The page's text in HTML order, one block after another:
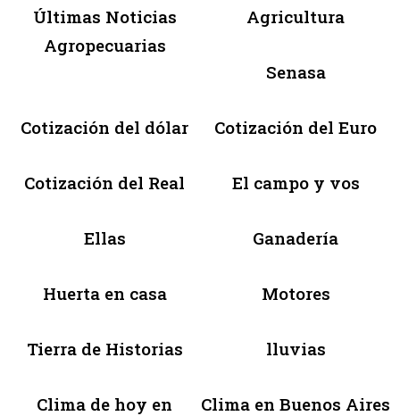
Últimas Noticias
Agropecuarias
Agricultura
Senasa
Cotización del dólar Cotización del Euro
Cotización del Real El campo y vos
Ellas Ganadería
Huerta en casa Motores
Tierra de Historias lluvias
Clima de hoy en
Clima en Buenos Aires